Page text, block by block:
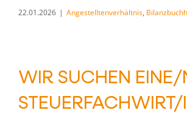
22.01.2026 | Angestelltenverhältnis,
WIR SUCHEN EINE/